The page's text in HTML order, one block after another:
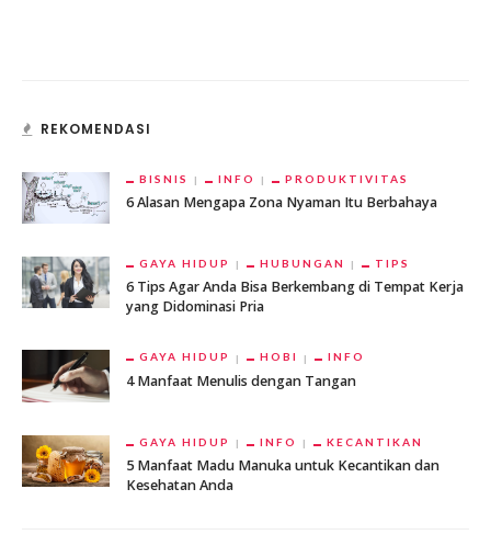
REKOMENDASI
BISNIS INFO PRODUKTIVITAS
6 Alasan Mengapa Zona Nyaman Itu Berbahaya
GAYA HIDUP HUBUNGAN TIPS
6 Tips Agar Anda Bisa Berkembang di Tempat Kerja
yang Didominasi Pria
GAYA HIDUP HOBI INFO
4 Manfaat Menulis dengan Tangan
GAYA HIDUP INFO KECANTIKAN
5 Manfaat Madu Manuka untuk Kecantikan dan
Kesehatan Anda